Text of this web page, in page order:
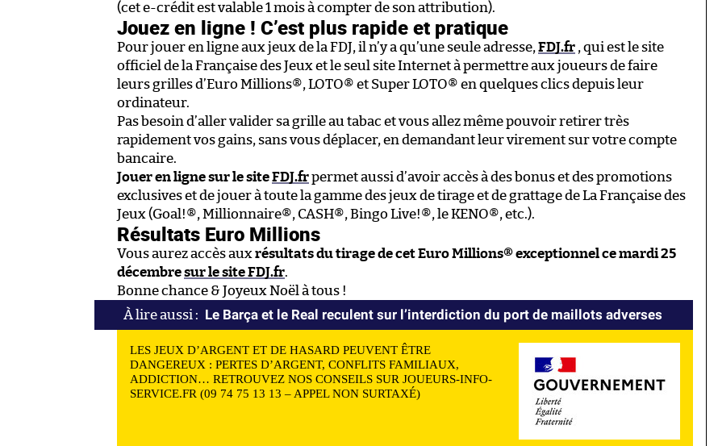
(cet e-crédit est valable 1 mois à compter de son attribution).
Jouez en ligne ! C’est plus rapide et pratique
Pour jouer en ligne aux jeux de la FDJ, il n’y a qu’une seule adresse, FDJ.fr , qui est le site
officiel de la Française des Jeux et le seul site Internet à permettre aux joueurs de faire
leurs grilles d’Euro Millions®, LOTO® et Super LOTO® en quelques clics depuis leur
ordinateur.
Pas besoin d’aller valider sa grille au tabac et vous allez même pouvoir retirer très
rapidement vos gains, sans vous déplacer, en demandant leur virement sur votre compte
bancaire.
Jouer en ligne sur le siteFDJ.frpermet aussi d’avoir accès à des bonus et des promotions
exclusives et de jouer à toute la gamme des jeux de tirage et de grattage de La Française des
Jeux (Goal!®, Millionnaire®, CASH®, Bingo Live!®, le KENO®, etc.).
Résultats Euro Millions
Vous aurez accès aux résultats du tirage de cet Euro Millions® exceptionnel ce mardi 25
décembresur le site FDJ.fr.
Bonne chance & Joyeux Noël à tous !
Le Barça et le Real reculent sur l’interdiction du port de maillots adverses
LES JEUX D’ARGENT ET DE HASARD PEUVENT ÊTRE
DANGEREUX : PERTES D’ARGENT, CONFLITS FAMILIAUX,
ADDICTION… RETROUVEZ NOS CONSEILS SUR JOUEURS-INFO-
SERVICE.FR (09 74 75 13 13 – APPEL NON SURTAXÉ)